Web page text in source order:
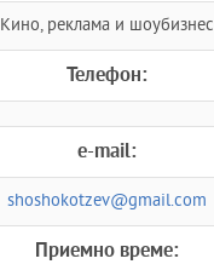
Кино, реклама и шоубизнес
Телефон:
e-mail:
shoshokotzev@gmail.com
Приемно време: